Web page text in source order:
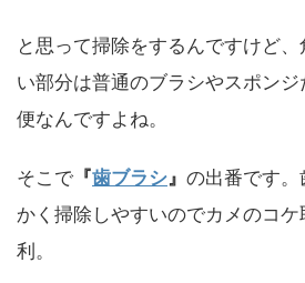
と思って掃除をするんですけど
い部分は普通のブラシやスポン
便なんですよね。
そこで 『歯ブラシ』 の出番です
かく掃除しやすいのでカメのコ
利。